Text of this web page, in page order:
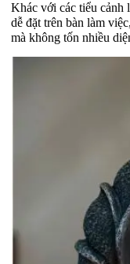
Khác với các tiểu cảnh
dễ đặt trên bàn làm
mà không tốn nhiều